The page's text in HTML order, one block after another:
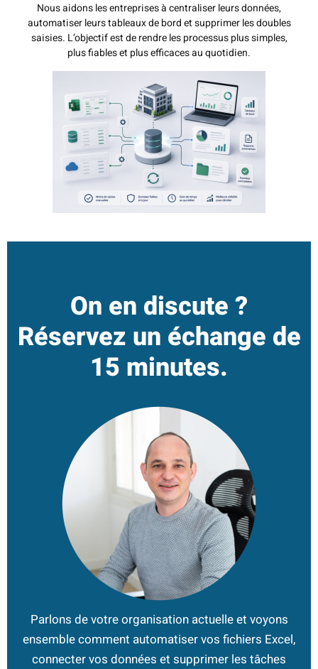
Nous aidons les entreprises à centraliser leurs données,
automatiser leurs tableaux de bord et supprimer les doubles
saisies. L’objectif est de rendre les processus plus simples,
plus fiables et plus efficaces au quotidien.
On en discute ?
Réservez un échange de
15 minutes.
Parlons de votre organisation actuelle et voyons
ensemble comment automatiser vos fichiers Excel,
connecter vos données et supprimer les tâches